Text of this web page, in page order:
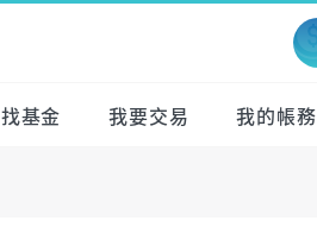
找基金 我要交易 我的帳務